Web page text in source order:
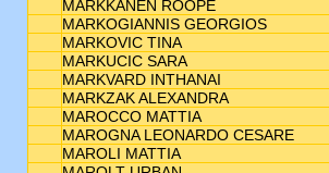
MARKKANEN ROOPE
MARKOGIANNIS GEORGIOS
MARKOVIC TINA
MARKUCIC SARA
MARKVARD INTHANAI
MARKZAK ALEXANDRA
MAROCCO MATTIA
MAROGNA LEONARDO CESARE
MAROLI MATTIA